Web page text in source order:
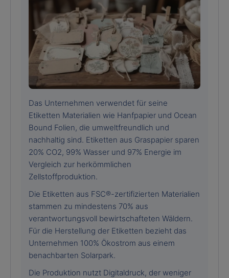
Das Unternehmen verwendet für seine
Etiketten Materialien wie Hanfpapier und Ocean
Bound Folien, die umweltfreundlich und
nachhaltig sind. Etiketten aus Graspapier sparen
20% CO2, 99% Wasser und 97% Energie im
Vergleich zur herkömmlichen
Zellstoffproduktion.
Die Etiketten aus FSC®-zertifizierten Materialien
stammen zu mindestens 70% aus
verantwortungsvoll bewirtschafteten Wäldern.
Für die Herstellung der Etiketten bezieht das
Unternehmen 100% Ökostrom aus einem
benachbarten Solarpark.
Die Produktion nutzt Digitaldruck, der weniger